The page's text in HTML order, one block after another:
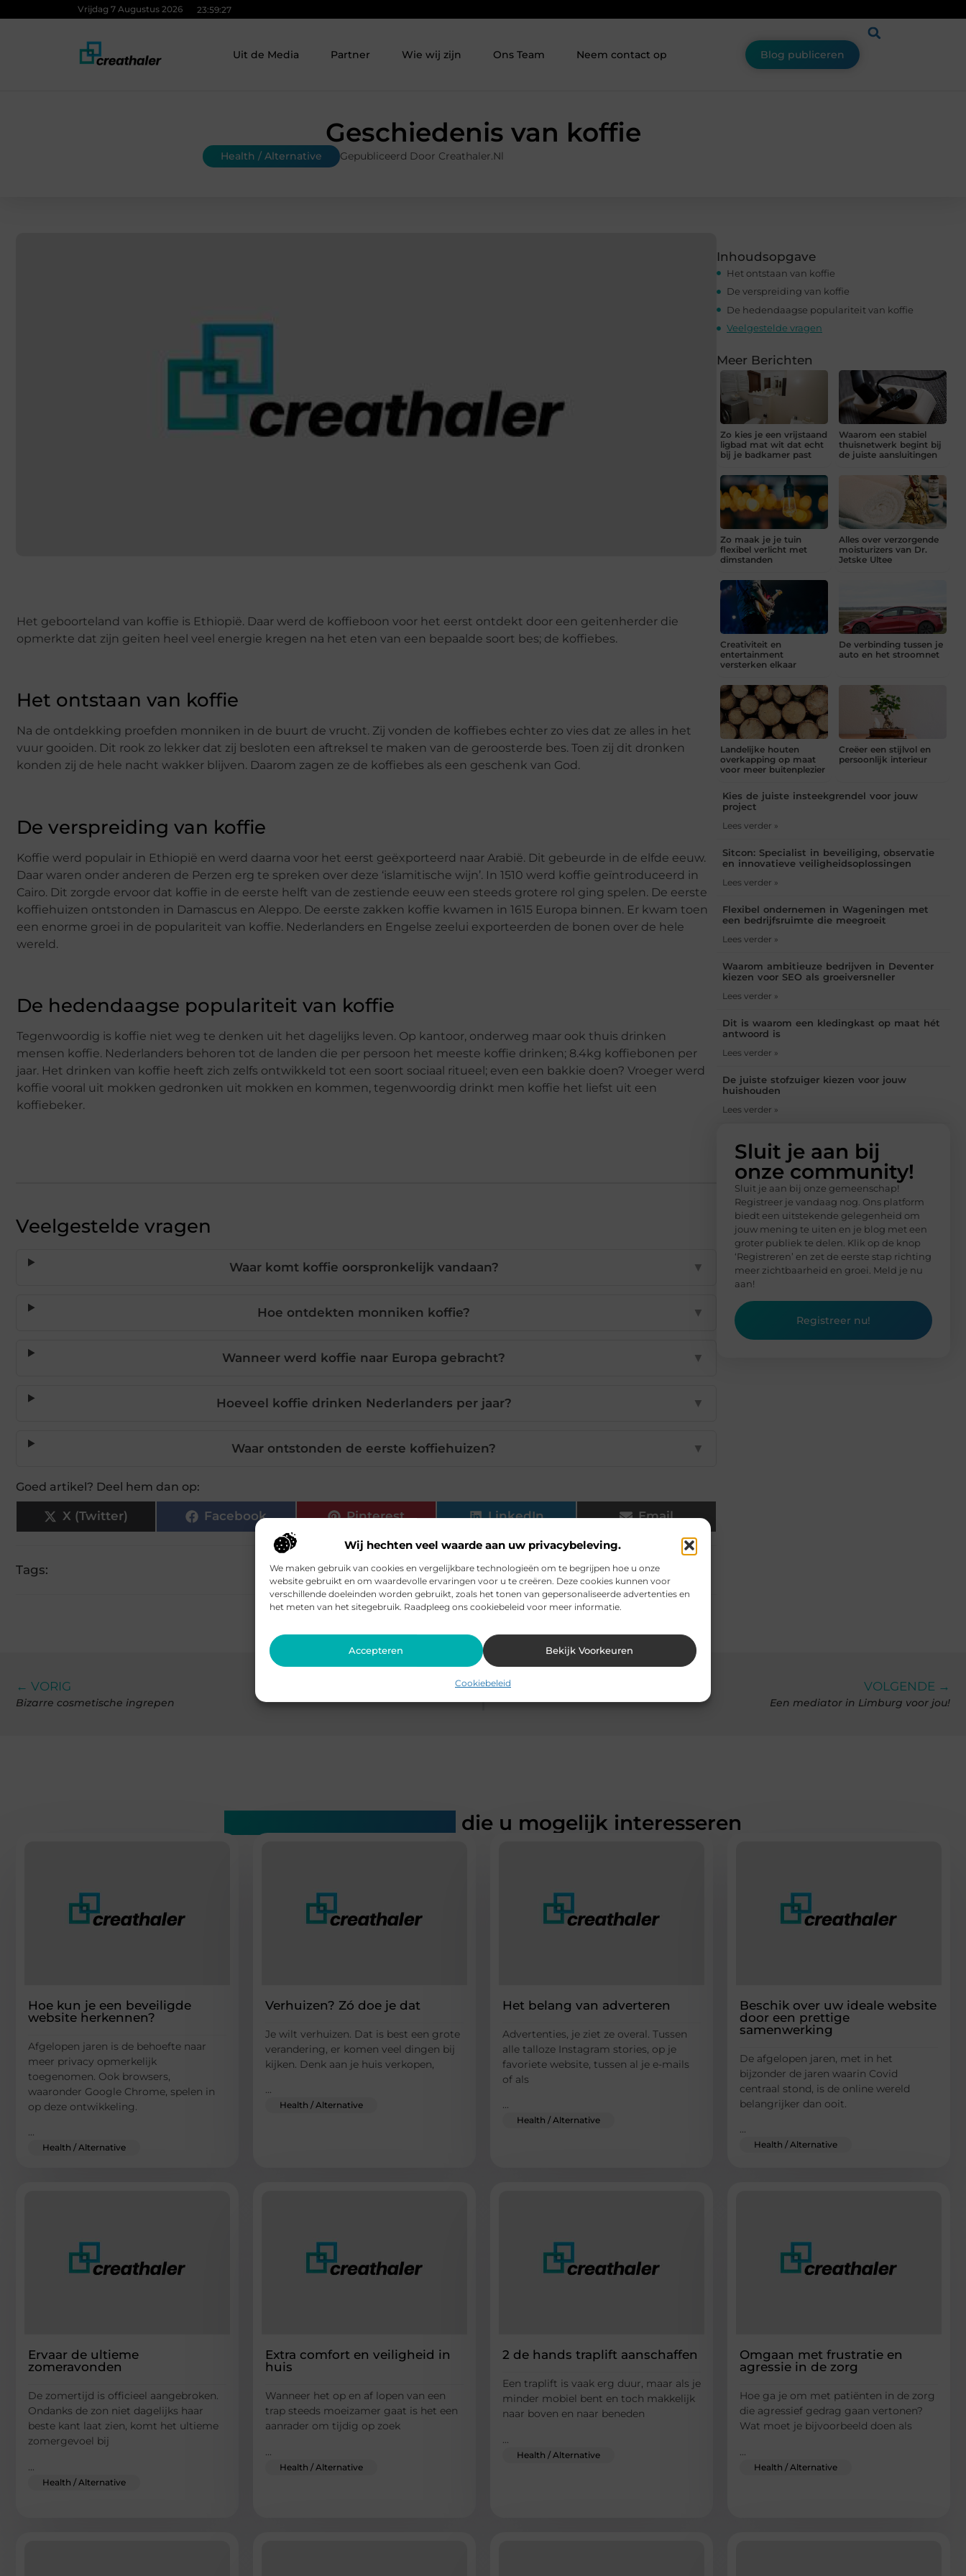
Wij hechten veel waarde aan uw privacybeleving.
We maken gebruik van cookies en vergelijkbare technologieën om te begrijpen hoe u onze
website gebruikt en om waardevolle ervaringen voor u te creëren. Deze cookies kunnen voor
verschillende doeleinden worden gebruikt, zoals het tonen van gepersonaliseerde advertenties en
het meten van het sitegebruik. Raadpleeg ons cookiebeleid voor meer informatie.
Accepteren Bekijk Voorkeuren
Cookiebeleid
Vrijdag 7 Augustus 2026 23:59:28
Uit de Media Partner Wie wij zijn Ons Team Neem contact op Blog publiceren
Geschiedenis van koffie
Health / Alternative Gepubliceerd Door Creathaler.nl
Het geboorteland van koffie is Ethiopië. Daar werd de koffieboon voor het eerst ontdekt door een geitenherder die
opmerkte dat zijn geiten heel veel energie kregen na het eten van een bepaalde soort bes; de koffiebes.
Het ontstaan van koffie
Na de ontdekking proefden monniken in de buurt de vrucht. Zij vonden de koffiebes echter zo vies dat ze alles in het
vuur gooiden. Dit rook zo lekker dat zij besloten een aftreksel te maken van de geroosterde bes. Toen zij dit dronken
konden zij de hele nacht wakker blijven. Daarom zagen ze de koffiebes als een geschenk van God.
De verspreiding van koffie
Koffie werd populair in Ethiopië en werd daarna voor het eerst geëxporteerd naar Arabië. Dit gebeurde in de elfde eeuw.
Daar waren onder anderen de Perzen erg te spreken over deze ‘islamitische wijn’. In 1510 werd koffie geïntroduceerd in
Cairo. Dit zorgde ervoor dat koffie in de eerste helft van de zestiende eeuw een steeds grotere rol ging spelen. De eerste
koffiehuizen ontstonden in Damascus en Aleppo. De eerste zakken koffie kwamen in 1615 Europa binnen. Er kwam toen
een enorme groei in de populariteit van koffie. Nederlanders en Engelse zeelui exporteerden de bonen over de hele
wereld.
De hedendaagse populariteit van koffie
Tegenwoordig is koffie niet weg te denken uit het dagelijks leven. Op kantoor, onderweg maar ook thuis drinken
mensen koffie. Nederlanders behoren tot de landen die per persoon het meeste koffie drinken; 8.4kg koffiebonen per
jaar. Het drinken van koffie heeft zich zelfs ontwikkeld tot een soort sociaal ritueel; even een bakkie doen? Vroeger werd
koffie vooral uit mokken gedronken uit mokken en kommen, tegenwoordig drinkt men koffie het liefst uit een
koffiebeker.
Veelgestelde vragen
Waar komt koffie oorspronkelijk vandaan? ▼
Hoe ontdekten monniken koffie? ▼
Wanneer werd koffie naar Europa gebracht? ▼
Hoeveel koffie drinken Nederlanders per jaar? ▼
Waar ontstonden de eerste koffiehuizen? ▼
Goed artikel? Deel hem dan op:
X (Twitter) Facebook Pinterest LinkedIn Email
Tags:
Inhoudsopgave
Het ontstaan van koffie
De verspreiding van koffie
De hedendaagse populariteit van koffie
Veelgestelde vragen
Meer Berichten
Zo kies je een vrijstaand
ligbad mat wit dat echt
bij je badkamer past
Waarom een stabiel
thuisnetwerk begint bij
de juiste aansluitingen
Zo maak je je tuin
flexibel verlicht met
dimstanden
Alles over verzorgende
moisturizers van Dr.
Jetske Ultee
Creativiteit en
entertainment
versterken elkaar
De verbinding tussen je
auto en het stroomnet
Landelijke houten
overkapping op maat
voor meer buitenplezier
Creëer een stijlvol en
persoonlijk interieur
Kies de juiste insteekgrendel voor jouw
project
Lees verder »
Sitcon: Specialist in beveiliging, observatie
en innovatieve veiligheidsoplossingen
Lees verder »
Flexibel ondernemen in Wageningen met
een bedrijfsruimte die meegroeit
Lees verder »
Waarom ambitieuze bedrijven in Deventer
kiezen voor SEO als groeiversneller
Lees verder »
Dit is waarom een kledingkast op maat hét
antwoord is
Lees verder »
De juiste stofzuiger kiezen voor jouw
huishouden
Lees verder »
Sluit je aan bij
onze community!
Sluit je aan bij onze gemeenschap!
Registreer je vandaag nog. Ons platform
biedt een uitstekende gelegenheid om
jouw mening te uiten en je blog met een
groter publiek te delen. Klik op de knop
‘Registreren’ en zet de eerste stap richting
meer zichtbaarheid en groei. Meld je nu
aan!
Registreer nu!
← VORIG
Bizarre cosmetische ingrepen
VOLGENDE →
Een mediator in Limburg voor jou!
die u mogelijk interesseren
Hoe kun je een beveiligde
website herkennen?
Afgelopen jaren is de behoefte naar
meer privacy opmerkelijk
toegenomen. Ook browsers,
waaronder Google Chrome, spelen in
op deze ontwikkeling.
...
Health / Alternative
Verhuizen? Zó doe je dat
Je wilt verhuizen. Dat is best een grote
verandering, er komen veel dingen bij
kijken. Denk aan je huis verkopen,
...
Health / Alternative
Het belang van adverteren
Advertenties, je ziet ze overal. Tussen
alle talloze Instagram stories, op je
favoriete website, tussen al je e-mails
of als
...
Health / Alternative
Beschik over uw ideale website
door een prettige
samenwerking
De afgelopen jaren, met in het
bijzonder de jaren waarin Covid
centraal stond, is de online wereld
belangrijker dan ooit.
...
Health / Alternative
Ervaar de ultieme
zomeravonden
De zomertijd is officieel aangebroken.
Ondanks de zon niet dagelijks haar
beste kant laat zien, komt het ultieme
zomergevoel bij
...
Health / Alternative
Extra comfort en veiligheid in
huis
Wanneer het op en af lopen van een
trap steeds moeizamer gaat is het een
aanrader om tijdig op zoek
...
Health / Alternative
2 de hands traplift aanschaffen
Een traplift is vaak erg duur, maar als je
minder mobiel bent en toch makkelijk
naar boven en naar beneden
...
Health / Alternative
Omgaan met frustratie en
agressie in de zorg
Hoe ga je om met patiënten in de zorg
die agressief gedrag gaan vertonen?
Wat moet je bijvoorbeeld doen als
...
Health / Alternative